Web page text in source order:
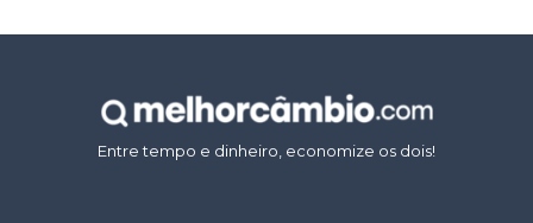
Entre tempo e dinheiro, economize os dois!